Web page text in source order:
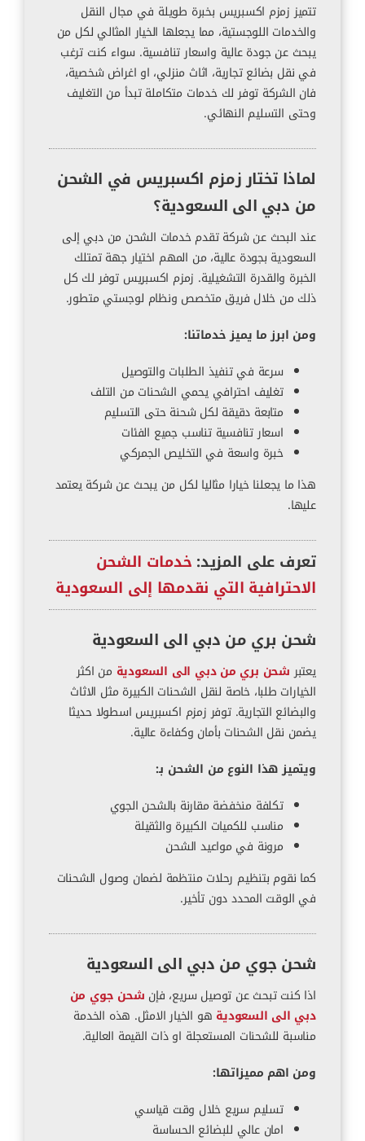
تتميز زمزم اكسبريس بخبرة طويلة في مجال النقل
والخدمات اللوجستية، مما يجعلها الخيار المثالي لكل من
يبحث عن جودة عالية واسعار تنافسية. سواء كنت ترغب
في نقل بضائع تجارية، اثاث منزلي، او اغراض شخصية،
فان الشركة توفر لك خدمات متكاملة تبدأ من التغليف
وحتى التسليم النهائي.
لماذا تختار زمزم اكسبريس في الشحن
من دبي الى السعودية؟
عند البحث عن شركة تقدم خدمات الشحن من دبي إلى
السعودية بجودة عالية، من المهم اختيار جهة تمتلك
الخبرة والقدرة التشغيلية. زمزم اكسبريس توفر لك كل
ذلك من خلال فريق متخصص ونظام لوجستي متطور.
ومن ابرز ما يميز خدماتنا:
سرعة في تنفيذ الطلبات والتوصيل
تغليف احترافي يحمي الشحنات من التلف
متابعة دقيقة لكل شحنة حتى التسليم
اسعار تنافسية تناسب جميع الفئات
خبرة واسعة في التخليص الجمركي
هذا ما يجعلنا خيارا مثاليا لكل من يبحث عن شركة يعتمد
عليها.
تعرف على المزيد: خدمات الشحن
الاحترافية التي نقدمها إلى السعودية
شحن بري من دبي الى السعودية
يعتبرشحن بري من دبي الى السعودية من اكثر
الخيارات طلبا، خاصة لنقل الشحنات الكبيرة مثل الاثاث
والبضائع التجارية. توفر زمزم اكسبريس اسطولا حديثا
يضمن نقل الشحنات بأمان وكفاءة عالية.
ويتميز هذا النوع من الشحن بـ:
تكلفة منخفضة مقارنة بالشحن الجوي
مناسب للكميات الكبيرة والثقيلة
مرونة في مواعيد الشحن
كما نقوم بتنظيم رحلات منتظمة لضمان وصول الشحنات
في الوقت المحدد دون تأخير.
شحن جوي من دبي الى السعودية
اذا كنت تبحث عن توصيل سريع، فإن شحن جوي من
دبي الى السعودية هو الخيار الامثل. هذه الخدمة
مناسبة للشحنات المستعجلة او ذات القيمة العالية.
ومن اهم مميزاتها:
تسليم سريع خلال وقت قياسي
امان عالي للبضائع الحساسة